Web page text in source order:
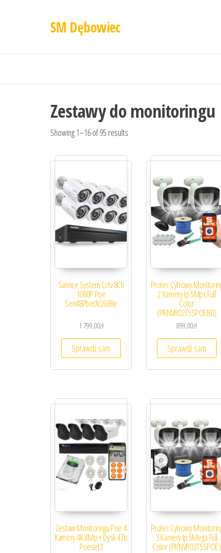
SM Dębowiec
Zestawy do monitoringu
Showing 1–16 of 95 results
Sannce System Cctv 8Ch
1080P Poe
Sen48Pbe0V268Be
1 799,00zł
Sprawdź sam
Protec Cyfrowy
2 Kamery Ip 5Mpx Full
Color
(PRNVR02T5SPOEBD)
899,00zł
Sprawdź sam
Zestaw Monitoringu Poe 4
Kamery 4K 8Mp + Dysk 4Tb
Poeset3
Protec Cyfrowy
3 Kamery Ip 5Mega Full
Color (PRNVR03T5SPOE)